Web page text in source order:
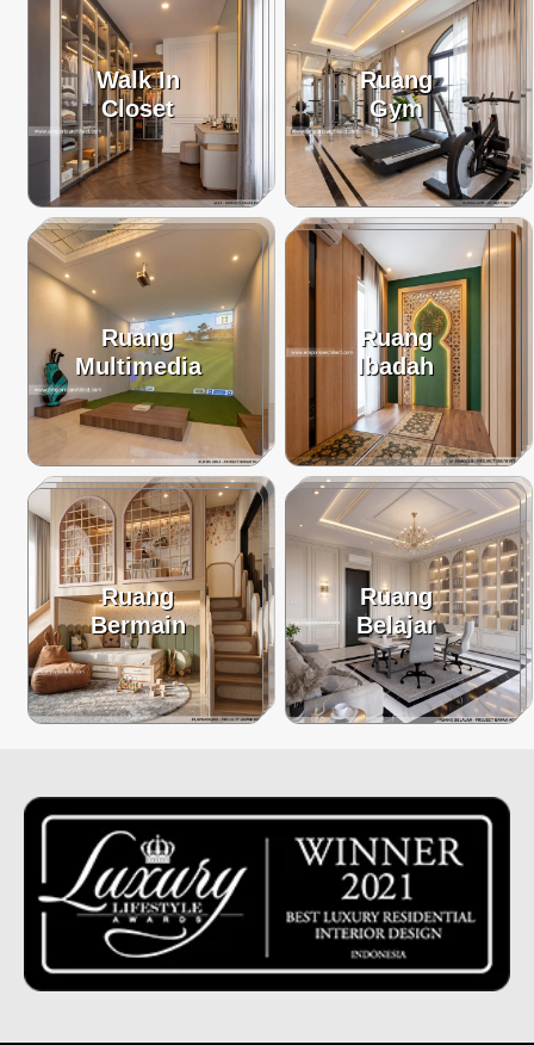
Walk In
Closet
Ruang
Gym
Ruang
Multimedia
Ruang
Ibadah
Ruang
Bermain
Ruang
Belajar